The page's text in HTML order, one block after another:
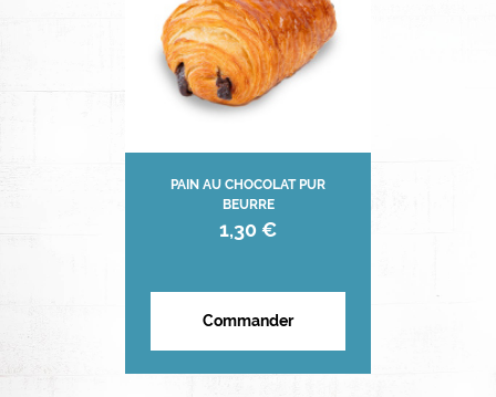
PAIN AU CHOCOLAT PUR
BEURRE
1,30 €
Commander